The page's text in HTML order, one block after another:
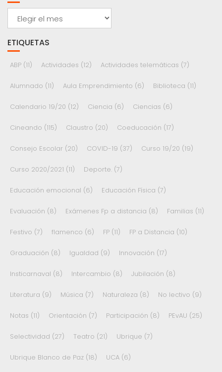
ETIQUETAS
ABP (11) Actividades (12) Actividades telemáticas (7)
Alumnado (11) Aula Emprendimiento (6) Biblioteca (11)
Calendario 19/20 (12) Ciencia (6) Ciencias (6)
Cineando (115) Claustro (20) Coeducación (17)
Consejo Escolar (20) COVID-19 (37) Curso 19/20 (19)
Curso 2020/2021 (11) Deporte. (7)
Educación emocional (6) Educación Física (7)
Evaluación (8) Exámenes Fp a distancia (8) Familias (11)
Festivo (7) flamenco (6) FP (11) FP a Distancia (10)
Graduación (8) Igualdad (9) Innovación (17)
Insticarnaval (8) Intercambio (8) Jubilación (8)
Literatura (9) Música (7) Naturaleza (8) No lectivo (9)
Notas (11) Orientación (7) Participación (8) PEvAU (25)
Selectividad (27) Teatro (21) Ubrique (7)
Ubrique Blanco de Paz (18) UCA (6)